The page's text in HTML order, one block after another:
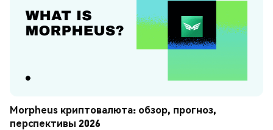
Morpheus криптовалюта: обзор, прогноз,
перспективы 2026